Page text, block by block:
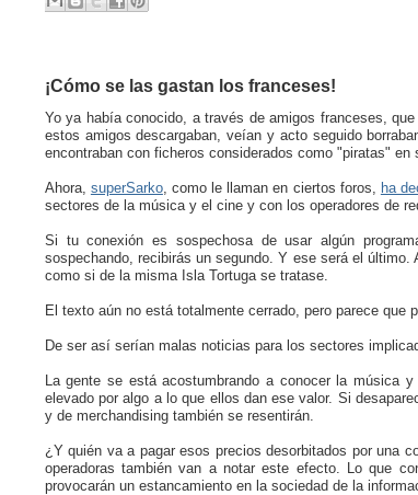
¡Cómo se las gastan los franceses!
Yo ya había conocido, a través de amigos franceses,
estos amigos descargaban, veían y acto seguido
encontraban con ficheros considerados como "piratas" en
Ahora, superSarko, como le llaman en ciertos foros, ha
sectores de la música y el cine y con los operadores de
Si tu conexión es sospechosa de usar algún
sospechando, recibirás un segundo. Y ese será el último.
como si de la misma Isla Tortuga se tratase.
El texto aún no está totalmente cerrado, pero parece que
De ser así serían malas noticias para los sectores
La gente se está acostumbrando a conocer la
elevado por algo a lo que ellos dan ese valor. Si
y de merchandising también se resentirán.
¿Y quién va a pagar esos precios desorbitados por una
operadoras también van a notar este efecto. Lo que
provocarán un estancamiento en la sociedad de la